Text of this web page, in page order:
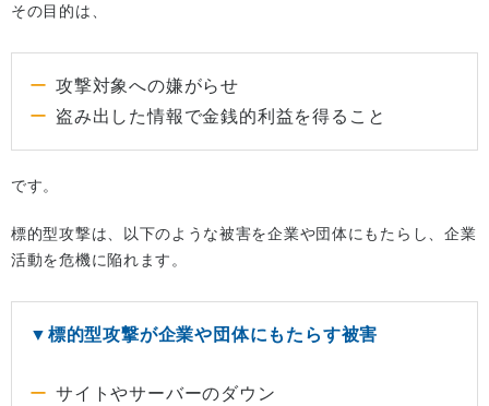
その目的は、
攻撃対象への嫌がらせ
盗み出した情報で金銭的利益を得ること
です。
標的型攻撃は、以下のような被害を企業や団体にもたらし、企業
活動を危機に陥れます。
▼標的型攻撃が企業や団体にもたらす被害
サイトやサーバーのダウン